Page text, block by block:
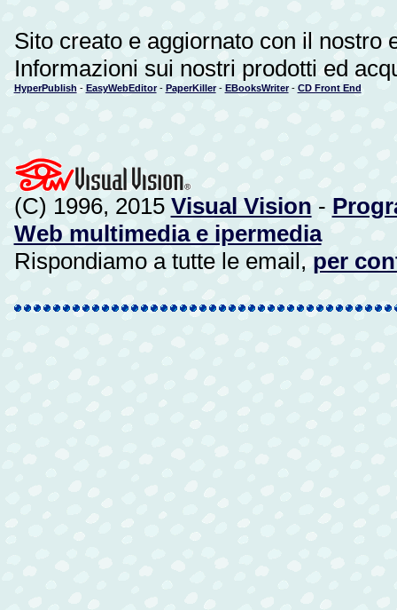
Sito creato e aggiornato con il nostro
Informazioni sui nostri prodotti ed
HyperPublish-EasyWebEditor- PaperKiller- EBooksWriter- CD Front End
(C) 1996, 2015 Visual Vision-
Web multimedia e ipermedia
Rispondiamo a tutte le email, per